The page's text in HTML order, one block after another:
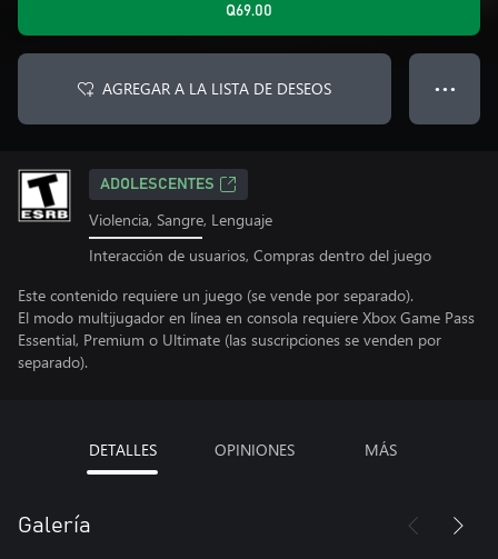
Q69.00
AGREGAR A LA LISTA DE DESEOS ● ● ●
ADOLESCENTES
Violencia, Sangre, Lenguaje
Interacción de usuarios, Compras dentro del juego
Este contenido requiere un juego (se vende por separado).
El modo multijugador en línea en consola requiere Xbox Game Pass
Essential, Premium o Ultimate (las suscripciones se venden por
separado).
DETALLES OPINIONES MÁS
Galería